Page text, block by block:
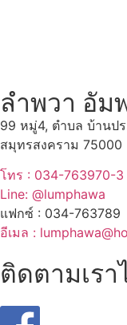
ลำพวา อัม
99 หมู่4, ตำบล บ้านป
สมุทรสงคราม 75000
โทร : 034-763970-3
Line: @lumphawa
แฟกซ์ : 034-763789
อีเมล :
ติดตามเรา